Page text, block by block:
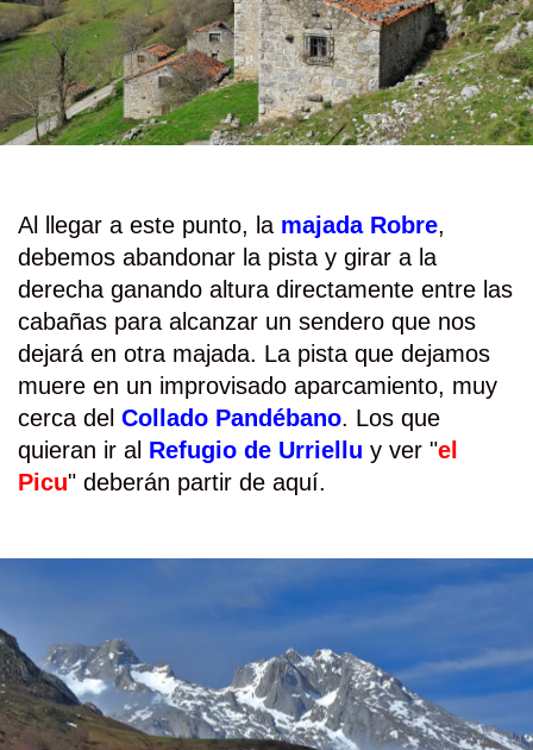
Al llegar a este punto, la majada Robre,
debemos abandonar la pista y girar a la
derecha ganando altura directamente entre las
cabañas para alcanzar un sendero que nos
dejará en otra majada. La pista que dejamos
muere en un improvisado aparcamiento, muy
cerca del Collado Pandébano. Los que
quieran ir al Refugio de Urriellu y ver "el
Picu" deberán partir de aquí.